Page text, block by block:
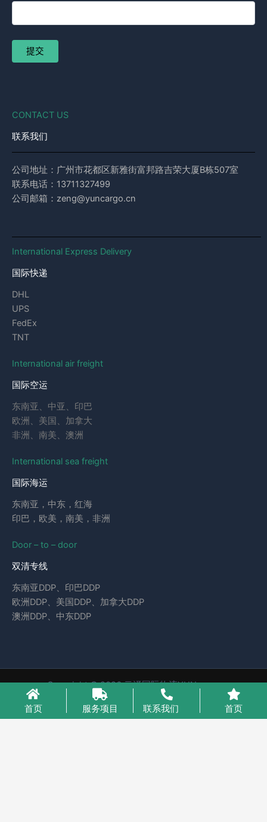
CONTACT US
联系我们
公司地址：广州市花都区新雅街富邦路吉荣大厦B栋507室
联系电话：13711327499
公司邮箱：zeng@yuncargo.cn
International Express Delivery
国际快递
DHL
UPS
FedEx
TNT
International air freight
国际空运
东南亚、中亚、印巴
欧洲、美国、加拿大
非洲、南美、澳洲
International sea freight
国际海运
东南亚，中东，红海
印巴，欧美，南美，非洲
Door – to – door
双清专线
东南亚DDP、印巴DDP
欧洲DDP、美国DDP、加拿大DDP
澳洲DDP、中东DDP
Copyright © 2026 云泽国际物流YUNcargo
粤ICP备2023046221号-1
首页 服务项目 联系我们 首页